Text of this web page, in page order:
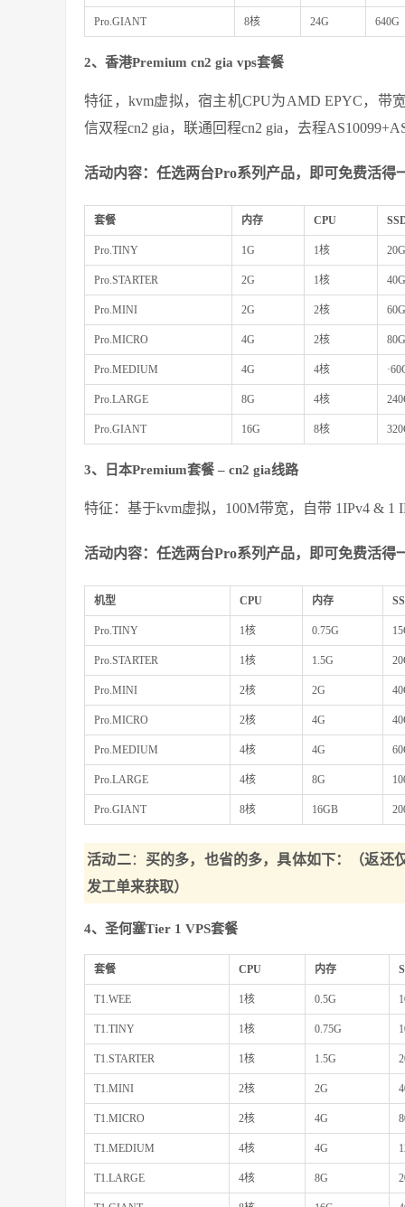
Pro.GIANT 8核 24G 640G
2、香港Premium cn2 gia vps套餐
特征，kvm虚拟，宿主机CPU为AMD EPYC，带
信双程cn2 gia，联通回程cn2 gia，去程
活动内容：任选两台Pro系列产品，即可免费活得
套餐 内存 CPU
Pro.TINY 1G 1核 20G
Pro.STARTER 2G 1核 40G
Pro.MINI 2G 2核 60G
Pro.MICRO 4G 2核 80G
Pro.MEDIUM 4G 4核
Pro.LARGE 8G 4核
Pro.GIANT 16G 8核
3、日本Premium套餐 – cn2 gia线路
特征：基于kvm虚拟，100M带宽，自带 1IPv4 & 1
活动内容：任选两台Pro系列产品，即可免费活得
机型 CPU 内存
Pro.TINY 1核 0.75G
Pro.STARTER 1核 1.5G
Pro.MINI 2核 2G
Pro.MICRO 2核 4G
Pro.MEDIUM 4核 4G
Pro.LARGE 4核 8G
Pro.GIANT 8核 16GB
活动二： 买的多，也省的多，具体如下：（返还
发工单来获取）
4、圣何塞Tier 1 VPS套餐
套餐 CPU 内存
T1.WEE 1核 0.5G
T1.TINY 1核 0.75G
T1.STARTER 1核 1.5G
T1.MINI 2核 2G
T1.MICRO 2核 4G
T1.MEDIUM 4核 4G
T1.LARGE 4核 8G